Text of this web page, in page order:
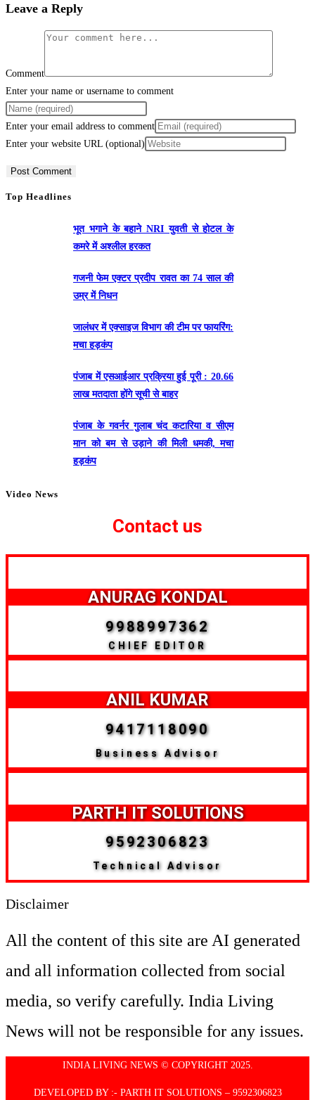
Leave a Reply
Comment
Enter your name or username to comment
Enter your email address to comment
Enter your website URL (optional)
Top Headlines
भूत भगाने के बहाने NRI युवती से होटल के
कमरे में अश्लील हरकत
गजनी फेम एक्टर प्रदीप रावत का 74 साल की
उम्र में निधन
जालंधर में एक्साइज विभाग की टीम पर फायरिंग:
मचा हड़कंप
पंजाब में एसआईआर प्रक्रिया हुई पूरी : 20.66
लाख मतदाता होंगे सूची से बाहर
पंजाब के गवर्नर गुलाब चंद कटारिया व सीएम
मान को बम से उड़ाने की मिली धमकी, मचा
हड़कंप
Video News
Contact us
ANURAG KONDAL
9988997362
CHIEF EDITOR
ANIL KUMAR
9417118090
Business Advisor
PARTH IT SOLUTIONS
9592306823
Technical Advisor
Disclaimer
All the content of this site are AI generated
and all information collected from social
media, so verify carefully. India Living
News will not be responsible for any issues.
INDIA LIVING NEWS © COPYRIGHT 2025.
DEVELOPED BY :- PARTH IT SOLUTIONS – 9592306823